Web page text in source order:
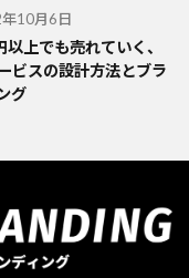
10月6日
以上でも売れていく、
ビスの設計方法とブラ
グ